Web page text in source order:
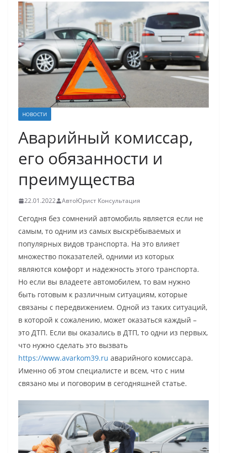
НОВОСТИ
Аварийный комиссар,
его обязанности и
преимущества
22.01.2022 АвтоЮрист Консультация
Сегодня без сомнений автомобиль является если не
самым, то одним из самых выскрёбываемых и
популярных видов транспорта. На это влияет
множество показателей, одними из которых
являются комфорт и надежность этого транспорта.
Но если вы владеете автомобилем, то вам нужно
быть готовым к различным ситуациям, которые
связаны с передвижением. Одной из таких ситуаций,
в которой к сожалению, может оказаться каждый –
это ДТП. Если вы оказались в ДТП, то одни из первых,
что нужно сделать это вызвать
https://www.avarkom39.ru аварийного комиссара.
Именно об этом специалисте и всем, что с ним
связано мы и поговорим в сегодняшней статье.